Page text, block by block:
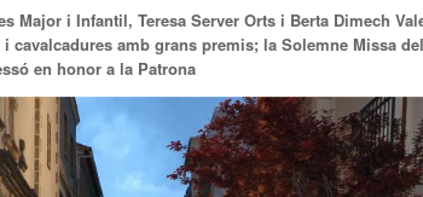
Major i Infantil, Teresa Server Orts i Berta Dimech
cavalcadures amb grans premis; la Solemne Missa
en honor a la Patrona